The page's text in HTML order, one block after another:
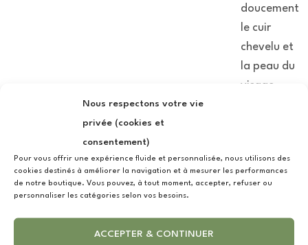
Nous respectons votre vie
privée (cookies et
consentement)
Pour vous offrir une expérience fluide et personnalisée, nous utilisons des
cookies destinés à améliorer la navigation et à mesurer les performances
de notre boutique. Vous pouvez, à tout moment, accepter, refuser ou
personnaliser les catégories selon vos besoins.
ACCEPTER & CONTINUER
doucement
le cuir
chevelu et
la peau du
visage
racines.
conserver